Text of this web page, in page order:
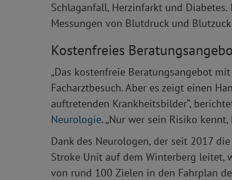
Schlaganfall, Herzinfarkt und
Messungen von Blutdruck und
Kostenfreies
„Das kostenfreie Beratungsangebot
Facharztbesuch. Aber es zeigt einen
auftretenden Krankheitsbilder“,
Neurologie. „Nur wer sein Risiko
Dank des Neurologen, der seit 2017
Stroke Unit auf dem Winterberg leitet,
von rund 100 Zielen in den Fahrplan